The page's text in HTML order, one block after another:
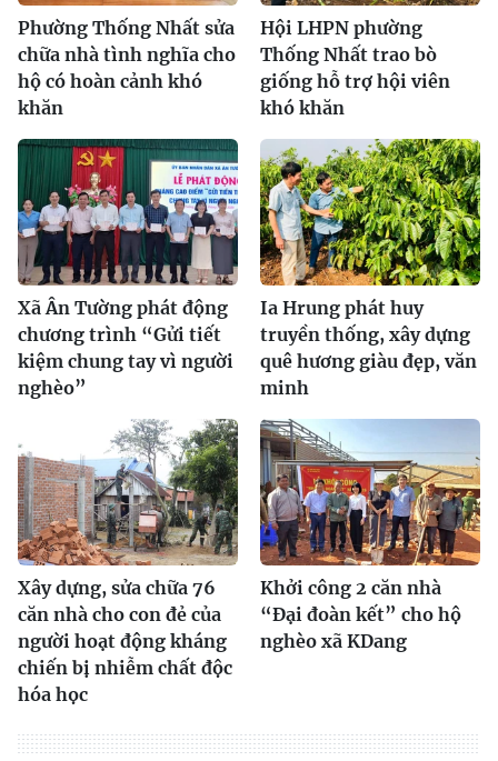
Phường Thống Nhất sửa
chữa nhà tình nghĩa cho
hộ có hoàn cảnh khó
khăn
Hội LHPN phường
Thống Nhất trao bò
giống hỗ trợ hội viên
khó khăn
Xã Ân Tường phát động
chương trình “Gửi tiết
kiệm chung tay vì người
nghèo”
Ia Hrung phát huy
truyền thống, xây dựng
quê hương giàu đẹp, văn
minh
Xây dựng, sửa chữa 76
căn nhà cho con đẻ của
người hoạt động kháng
chiến bị nhiễm chất độc
hóa học
Khởi công 2 căn nhà
“Đại đoàn kết” cho hộ
nghèo xã KDang